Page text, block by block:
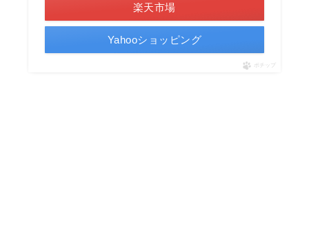
楽天市場
Yahooショッピング
ポチップ